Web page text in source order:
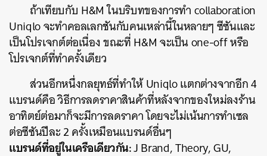
ถ้าเทียบกับ H&M ในบริบทของการทำ collaboration
Uniqlo จะทำคอลเลกชันกับคนเหล่านี้ในหลายๆ ซีซันและ
เป็นโปรเจกต์ต่อเนื่อง ขณะที่ H&M จะเป็น one-off หรือ
โปรเจกต์ที่ทำครั้งเดียว
ส่วนอีกหนึ่งกลยุทธ์ที่ทำให้ Uniqlo แตกต่างจากอีก 4
แบรนด์คือ วิธีการลดราคาสินค้าที่หลังจากของใหม่ลงร้าน
อาทิตย์ต่อมาก็จะมีการลดราคา โดยจะไม่เน้นการทำเซล
ต่อซีซันปีละ 2 ครั้งเหมือนแบรนด์อื่นๆ
แบรนด์ที่อยู่ในเครือเดียวกัน:J Brand, Theory, GU,